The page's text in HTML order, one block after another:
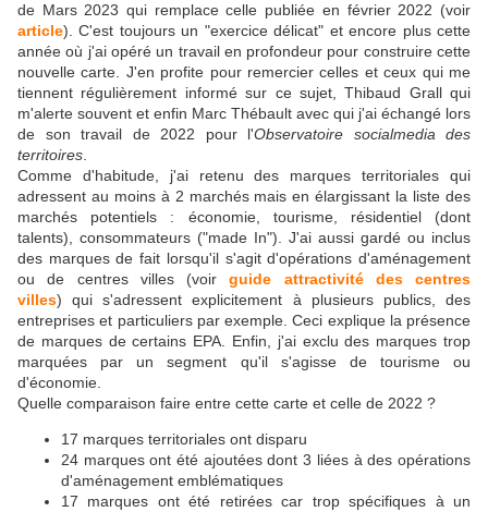
de Mars 2023 qui remplace celle publiée en février 2022 (voir
article). C'est toujours un "exercice délicat" et encore plus cette
année où j'ai opéré un travail en profondeur pour construire cette
nouvelle carte. J'en profite pour remercier celles et ceux qui me
tiennent régulièrement informé sur ce sujet, Thibaud Grall qui
m'alerte souvent et enfin Marc Thébault avec qui j'ai échangé lors
de son travail de 2022 pour l'Observatoire socialmedia des
territoires
Comme d'habitude, j'ai retenu des marques territoriales qui
adressent au moins à 2 marchés mais en élargissant la liste des
marchés potentiels : économie, tourisme, résidentiel (dont
talents), consommateurs ("made In"). J'ai aussi gardé ou inclus
des marques de fait lorsqu'il s'agit d'opérations d'aménagement
ou de centres villes (voirguide attractivité des centres
villes) qui s'adressent explicitement à plusieurs publics, des
entreprises et particuliers par exemple. Ceci explique la présence
de marques de certains EPA. Enfin, j'ai exclu des marques trop
marquées par un segment qu'il s'agisse de tourisme ou
d'économie.
Quelle comparaison faire entre cette carte et celle de 2022 ?
17 marques territoriales ont disparu
24 marques ont été ajoutées dont 3 liées à des opérations
d'aménagement emblématiques
17 marques ont été retirées car trop spécifiques à un